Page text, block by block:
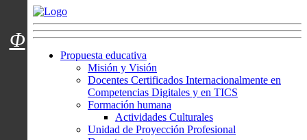
Menú usuarios
Propuesta educativa
Misión y Visión
Docentes Certificados Internacionalmente en
Competencias Digitales y en TICS
Formación humana
Actividades Culturales
Unidad de Proyección Profesional
Φ